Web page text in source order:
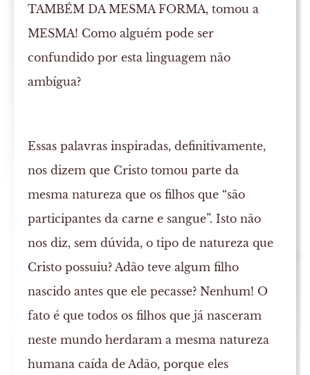
TAMBÉM DA MESMA FORMA, tomou a
MESMA! Como alguém pode ser
confundido por esta linguagem não
ambígua?
Essas palavras inspiradas, definitivamente,
nos dizem que Cristo tomou parte da
mesma natureza que os filhos que “são
participantes da carne e sangue”. Isto não
nos diz, sem dúvida, o tipo de natureza que
Cristo possuiu? Adão teve algum filho
nascido antes que ele pecasse? Nenhum! O
fato é que todos os filhos que já nasceram
neste mundo herdaram a mesma natureza
humana caída de Adão, porque eles